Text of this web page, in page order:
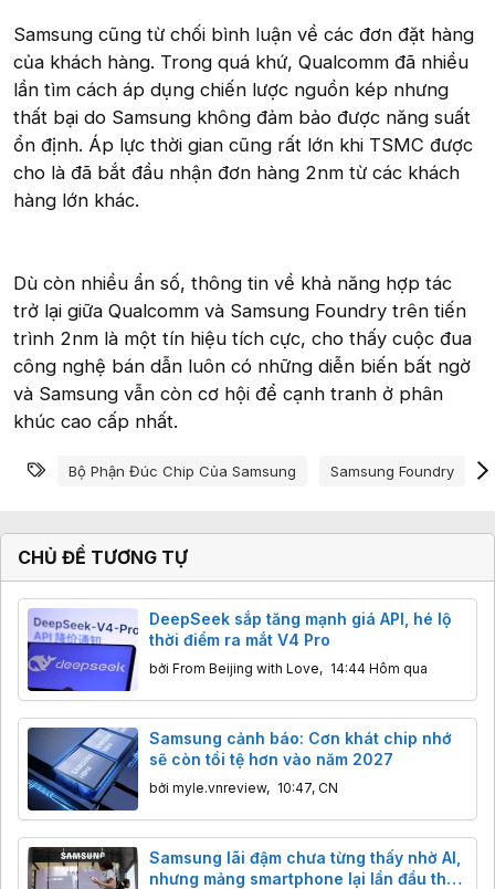
Samsung cũng từ chối bình luận về các đơn đặt hàng
của khách hàng. Trong quá khứ, Qualcomm đã nhiều
lần tìm cách áp dụng chiến lược nguồn kép nhưng
thất bại do Samsung không đảm bảo được năng suất
ổn định. Áp lực thời gian cũng rất lớn khi TSMC được
cho là đã bắt đầu nhận đơn hàng 2nm từ các khách
hàng lớn khác.
Dù còn nhiều ẩn số, thông tin về khả năng hợp tác
trở lại giữa Qualcomm và Samsung Foundry trên tiến
trình 2nm là một tín hiệu tích cực, cho thấy cuộc đua
công nghệ bán dẫn luôn có những diễn biến bất ngờ
và Samsung vẫn còn cơ hội để cạnh tranh ở phân
khúc cao cấp nhất.
Từ khóa
Bộ Phận Đúc Chip Của Samsung Samsung Foundry
CHỦ ĐỀ TƯƠNG TỰ
DeepSeek sắp tăng mạnh giá API, hé lộ
thời điểm ra mắt V4 Pro
bởi From Beijing with Love, 14:44 Hôm qua
Samsung cảnh báo: Cơn khát chip nhớ
sẽ còn tồi tệ hơn vào năm 2027
bởi myle.vnreview, 10:47, CN
Samsung lãi đậm chưa từng thấy nhờ AI,
nhưng mảng smartphone lại lần đầu thua